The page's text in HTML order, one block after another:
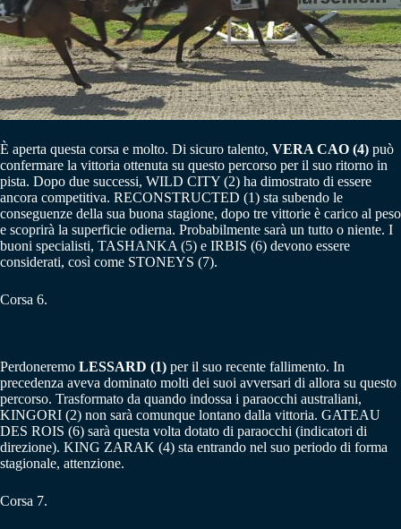
È aperta questa corsa e molto. Di sicuro talento, VERA CAO (4) può
confermare la vittoria ottenuta su questo percorso per il suo ritorno in
pista. Dopo due successi, WILD CITY (2) ha dimostrato di essere
ancora competitiva. RECONSTRUCTED (1) sta subendo le
conseguenze della sua buona stagione, dopo tre vittorie è carico al peso
e scoprirà la superficie odierna. Probabilmente sarà un tutto o niente. I
buoni specialisti, TASHANKA (5) e IRBIS (6) devono essere
considerati, così come STONEYS (7).
Corsa 6.
Perdoneremo LESSARD (1) per il suo recente fallimento. In
precedenza aveva dominato molti dei suoi avversari di allora su questo
percorso. Trasformato da quando indossa i paraocchi australiani,
KINGORI (2) non sarà comunque lontano dalla vittoria. GATEAU
DES ROIS (6) sarà questa volta dotato di paraocchi (indicatori di
direzione). KING ZARAK (4) sta entrando nel suo periodo di forma
stagionale, attenzione.
Corsa 7.